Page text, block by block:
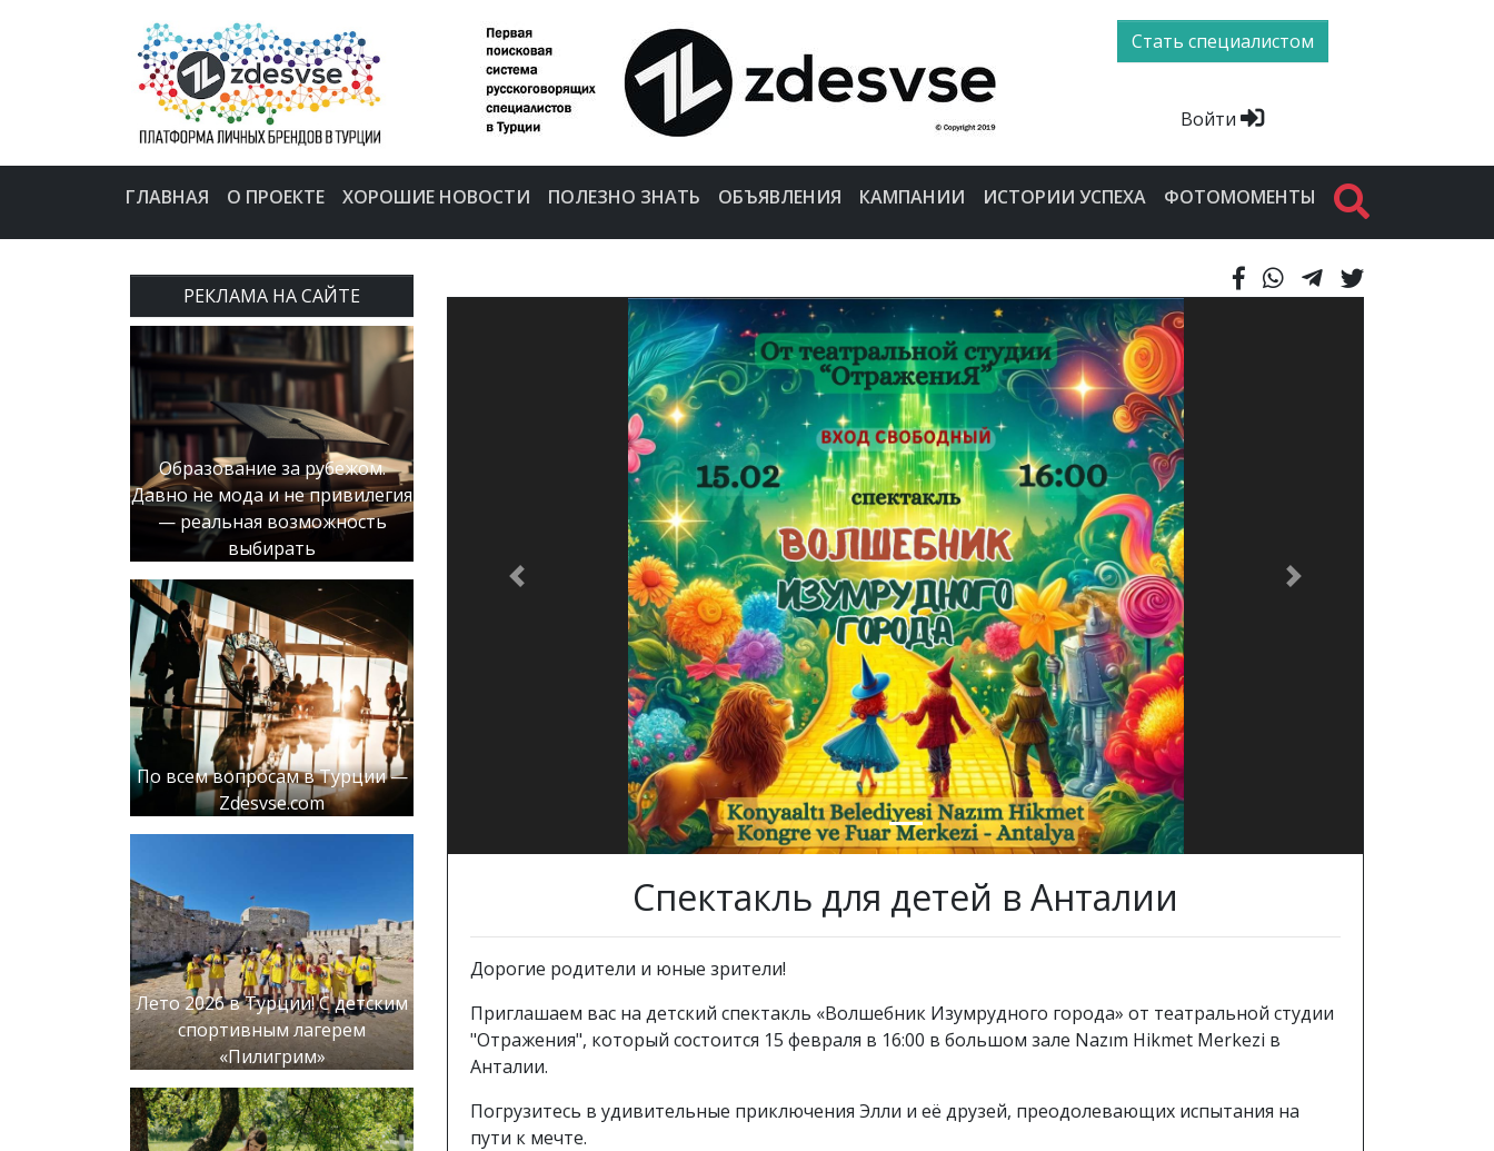
Стать специалистом
Войти
ГЛАВНАЯ О ПРОЕКТЕ ХОРОШИЕ НОВОСТИ ПОЛЕЗНО ЗНАТЬ ОБЪЯВЛЕНИЯ КАМПАНИИ ИСТОРИИ УСПЕХА ФОТОМОМЕНТЫ
РЕКЛАМА НА САЙТЕ
Образование за рубежом.
Давно не мода и не привилегия
— реальная возможность
выбирать
По всем вопросам в Турции —
Zdesvse.com
Лето 2026 в Турции! С детским
спортивным лагерем
«Пилигрим»
Previous Next
Спектакль для детей в Анталии
Дорогие родители и юные зрители!
Приглашаем вас на детский спектакль «Волшебник Изумрудного города» от театральной студии
"Отражения", который состоится 15 февраля в 16:00 в большом зале Nazım Hikmet Merkezi в
Анталии.
Погрузитесь в удивительные приключения Элли и её друзей, преодолевающих испытания на
пути к мечте.